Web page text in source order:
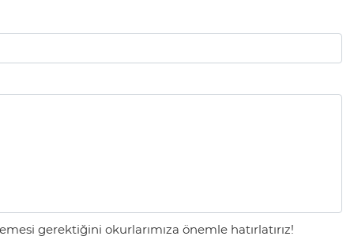
gerektiğini okurlarımıza önemle hatırlatırız!